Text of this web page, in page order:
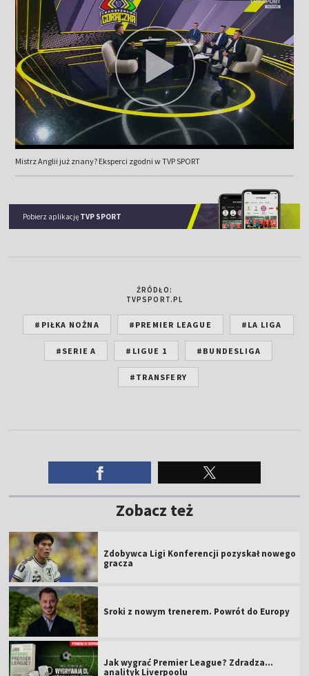
Mistrz Anglii już znany? Eksperci zgodni w TVP SPORT
Pobierz aplikację TVP SPORT
ŹRÓDŁO:
TVPSPORT.PL
#PIŁKA NOŻNA #PREMIER LEAGUE #LA LIGA
#SERIE A #LIGUE 1 #BUNDESLIGA
#TRANSFERY
Zobacz też
Zdobywca Ligi Konferencji pozyskał nowego
gracza
Sroki z nowym trenerem. Powrót do Europy
Jak wygrać Premier League? Zdradza...
analityk Liverpoolu